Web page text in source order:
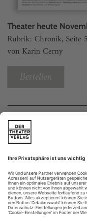
Theater heute
Rubrik: Chronik, Seite
von Karin Cerny
Bestellen
Weitere
Oldenburg: Dystopie
George Orwell «1984»
Wer gegen die
Gender
Gleichschaltung des
korrekte